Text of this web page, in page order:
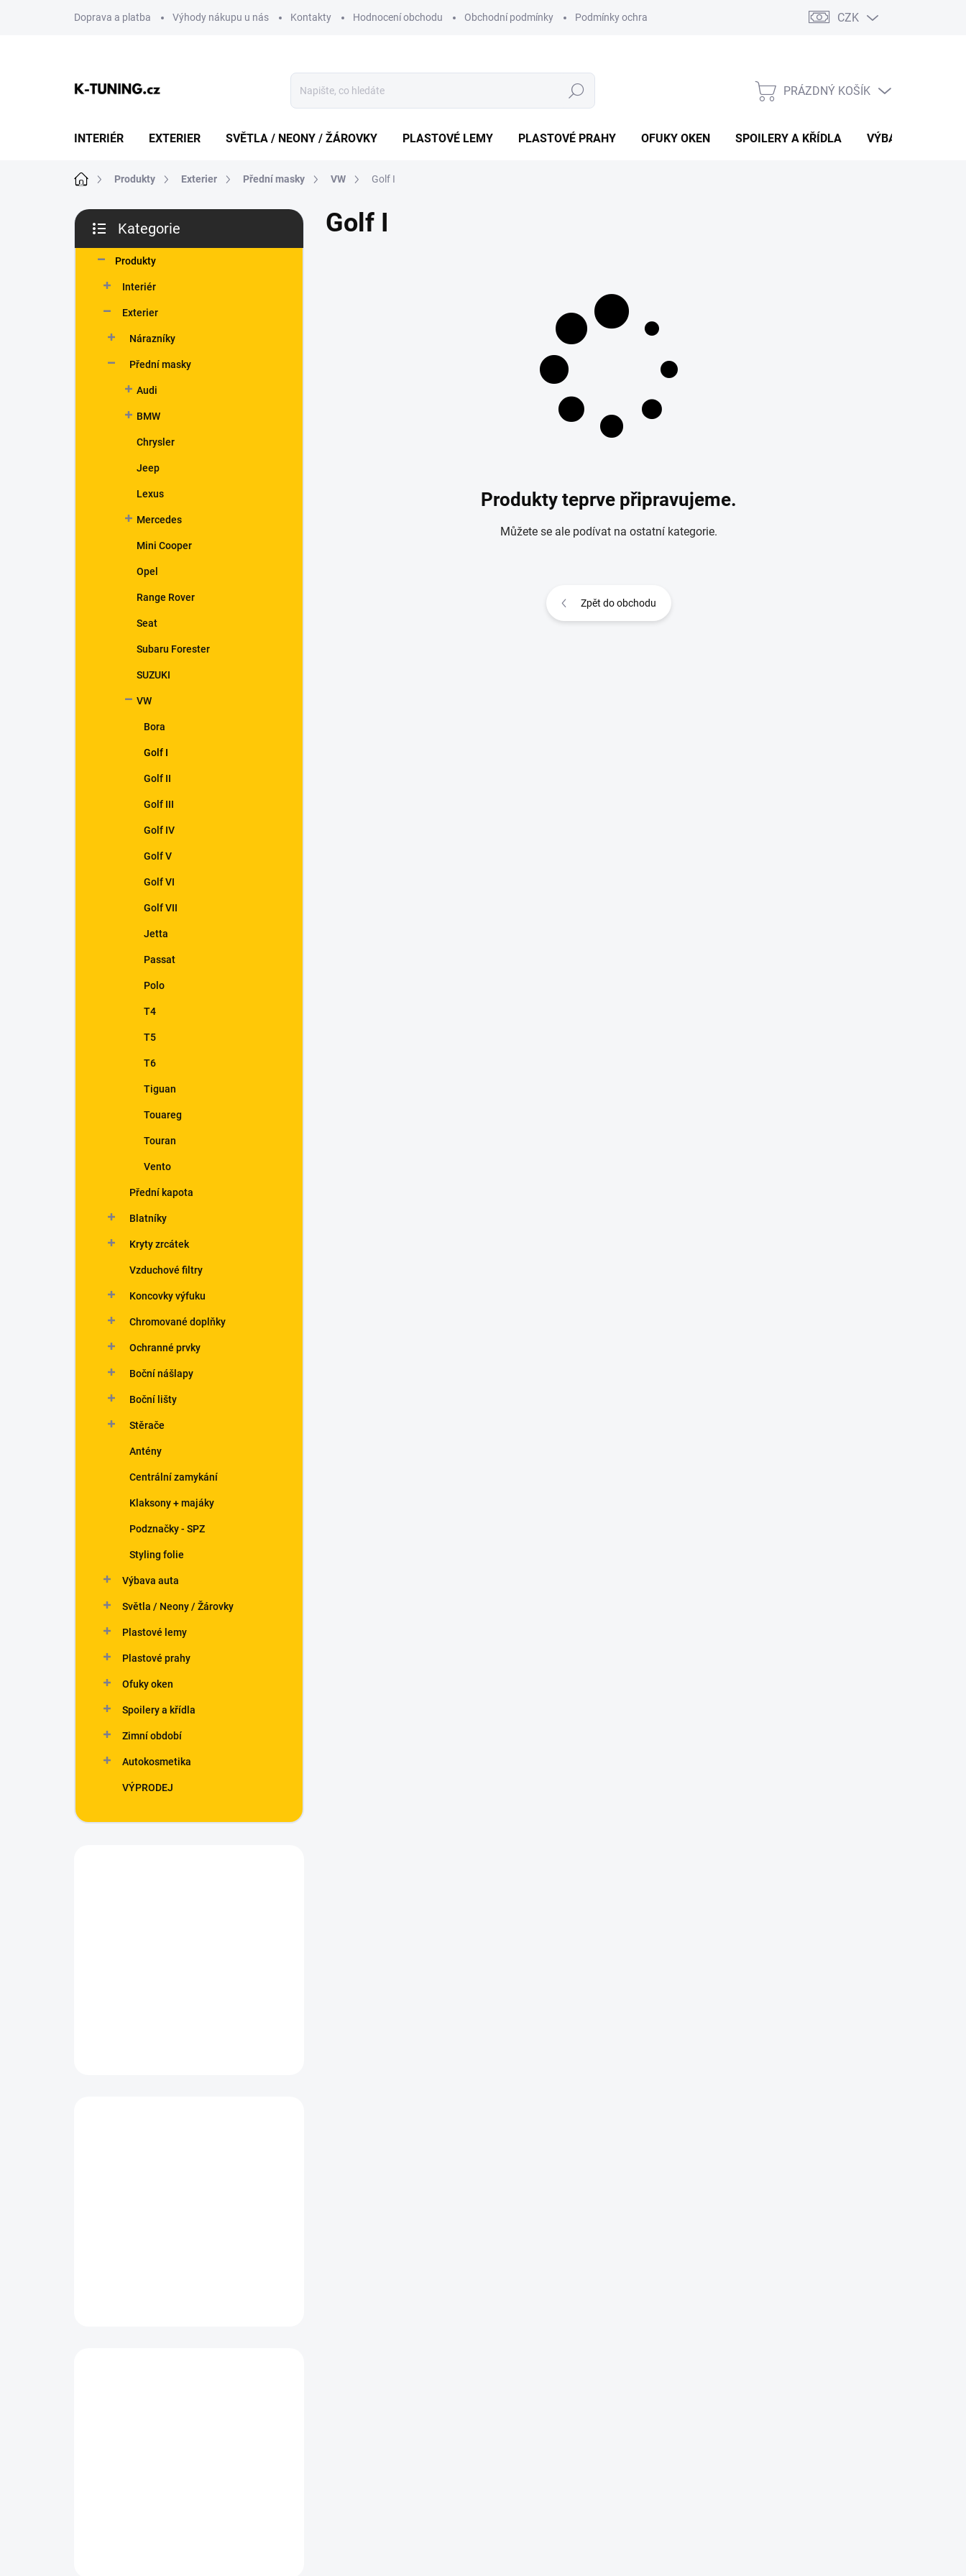
Doprava a platba Výhody nákupu u nás Kontakty Hodnocení obchodu Obchodní podmínky Podmínky ochrany osobních údajů Vracení zboží a reklamace
CZK
Hledat
NÁKUPNÍ
PRÁZDNÝ KOŠÍK
INTERIÉR EXTERIER SVĚTLA / NEONY / ŽÁROVKY PLASTOVÉ LEMY PLASTOVÉ PRAHY OFUKY OKEN SPOILERY A KŘÍDLA VÝBAVA AUTA
Domů Produkty Exterier Přední masky VW Golf I
P
s
kategorie
Kategorie
Produkty
Interiér
Exterier
Nárazníky
Přední masky
Audi
BMW
Chrysler
Jeep
Lexus
Mercedes
Mini Cooper
Opel
Range Rover
Seat
Subaru Forester
SUZUKI
VW
Bora
Golf I
Golf II
Golf III
Golf IV
Golf V
Golf VI
Golf VII
Jetta
Passat
Polo
T4
T5
T6
Tiguan
Touareg
Touran
Vento
Přední kapota
Blatníky
Kryty zrcátek
Vzduchové filtry
Koncovky výfuku
Chromované doplňky
Ochranné prvky
Boční nášlapy
Boční lišty
Stěrače
Antény
Centrální zamykání
Klaksony + majáky
Podznačky - SPZ
Styling folie
Výbava auta
Světla / Neony / Žárovky
Plastové lemy
Plastové prahy
Ofuky oken
Spoilery a křídla
Zimní období
Autokosmetika
VÝPRODEJ
Golf I
Produkty teprve připravujeme.
Můžete se ale podívat na ostatní kategorie.
Zpět do obchodu